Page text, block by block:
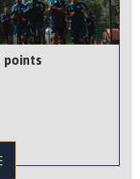
points